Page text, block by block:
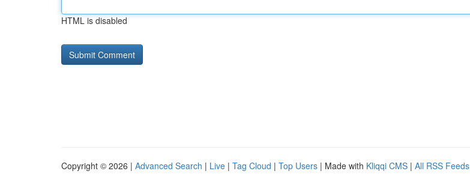
HTML is disabled
Copyright © 2026 | Advanced Search | Live | Tag Cloud | Top Users | Made with Kliqqi CMS | All RSS Feeds